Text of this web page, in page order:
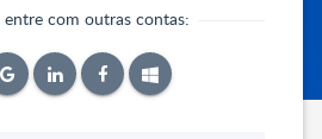
entre com outras contas: